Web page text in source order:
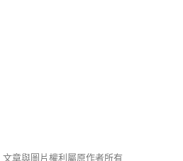
文章與圖片權利屬原作者所有